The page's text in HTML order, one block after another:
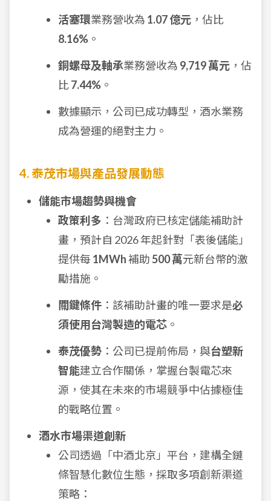
活塞環業務營收為 1.07 億元 ，佔比
8.16% 。
銅螺母及軸承業務營收為 9,719 萬元 ，佔
比7.44% 。
數據顯示，公司已成功轉型，酒水業務
成為營運的絕對主力。
4. 泰茂市場與產品發展動態
儲能市場趨勢與機會
政策利多 ：台灣政府已核定儲能補助計
畫，預計自 2026 年起針對「表後儲能」
提供每1MWh補助500 萬元新台幣的激
勵措施。
關鍵條件 ：該補助計畫的唯一要求是必
須使用台灣製造的電芯 。
泰茂優勢 ：公司已提前佈局，與台塑新
智能建立合作關係，掌握台製電芯來
源，使其在未來的市場競爭中佔據極佳
的戰略位置。
酒水市場渠道創新
公司透過「中酒北京」平台，建構全鏈
條智慧化數位生態，採取多項創新渠道
策略：